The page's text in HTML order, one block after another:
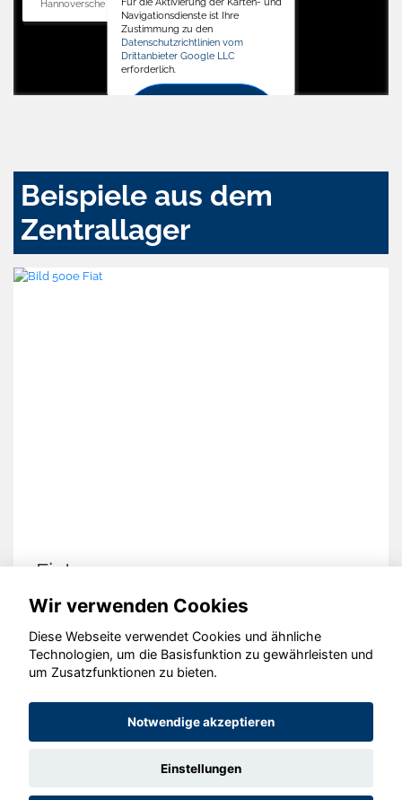
Hannoversche Str. 34, 31688 Nienstädt
Navigationsdienste ist Ihre
Zustimmung zu den
Datenschutzrichtlinien vom
Drittanbieter Google LLC
erforderlich.
Beispiele aus dem
Zentrallager
Fiat 500e
© konjunkturmotor.de GmbH 2020 - 2026
Wir verwenden Cookies
Diese Webseite verwendet Cookies und ähnliche
Technologien, um die Basisfunktion zu gewährleisten und
um Zusatzfunktionen zu bieten.
Notwendige akzeptieren
Einstellungen